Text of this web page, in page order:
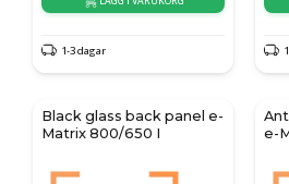
1-3 dagar
Black glass back panel e-
Matrix 800/650 I
e-